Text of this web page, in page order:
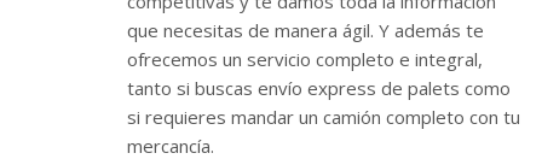
que necesitas de manera ágil. Y además te
ofrecemos un servicio completo e integral,
tanto si buscas envío express de palets como
si requieres mandar un camión completo con tu
mercancía.